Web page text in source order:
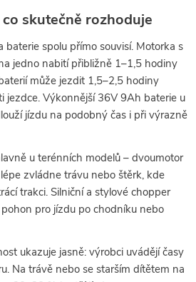
skutečně rozhoduje
spolu přímo souvisí. Motorka s
jedno nabití přibližně 1–1,5 hodiny
může jezdit 1,5–2,5 hodiny
jezdce. Výkonnější 36V 9Ah baterie u
jízdu na podobný čas i při výrazně
u terénních modelů – dvoumotor
zvládne trávu nebo štěrk, kde
trakci. Silniční a stylové chopper
pro jízdu po chodníku nebo
ukazuje jasně: výrobci uvádějí časy
Na trávě nebo se starším dítětem na